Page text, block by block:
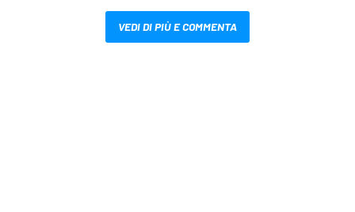
VEDI DI PIÙ E COMMENTA